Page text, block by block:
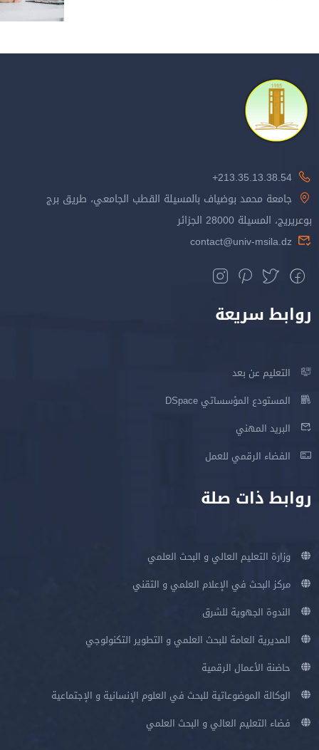
213.35.13.38.54+
جامعة محمد بوضياف بالمسيلة القطب الجامعي، طريق برج
بوعريريج، المسيلة 28000 الجزائر
contact@univ-msila.dz
روابط سريعة
التعليم عن بعد
المستودع المؤسساتي DSpace
البريد المهني
الفضاء الرقمي للعمل
روابط ذات صلة
وزارة التعليم العالي و البحث العلمي
مركز البحث في الإعلام العلمي و التقني
الندوة الجهوية للشرق
المديرية العامة للبحث العلمي و التطوير التكنولوجي
حاضنة الأعمال الرقمية
الوكالة الموضوعاتية للبحث في العلوم الإنسانية و الإجتماعية
فضاء التعليم العالي و البحث العلمي